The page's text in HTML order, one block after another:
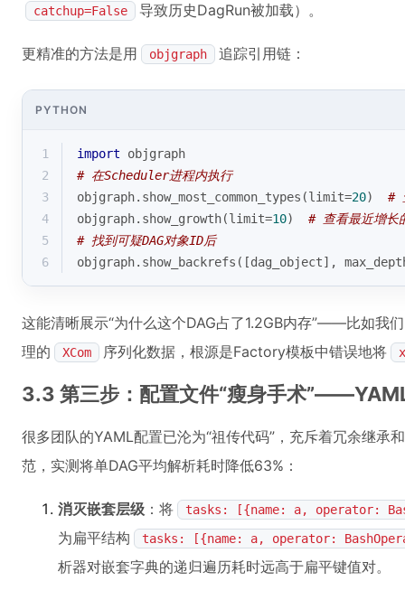
catchup=False 导致历史DagRun被加载）。
更精准的方法是用 objgraph 追踪引用链：
PYTHON
1 import objgraph
2
# 在Scheduler进程内执行
3
objgraph.show_most_common_types(limit=20) #
4
objgraph.show_growth(limit=10) # 查看最近增长
5
# 找到可疑DAG对象ID后
6
objgraph.show_backrefs([dag_object],
这能清晰展示“为什么这个DAG占了1.2GB内存”——比如我
理的
XCom 序列化数据，根源是Factory模板中错误地将
3.3 第三步：配置文件“瘦身手术
很多团队的YAML配置已沦为“祖传代码”，充斥着冗余继承
范，实测将单DAG平均解析耗时降低63%：
消灭嵌套层级 ：将 tasks: [{name: a, operator:
为扁平结构 tasks: [{name: a, operator:
析器对嵌套字典的递归遍历耗时远高于扁平键值对。